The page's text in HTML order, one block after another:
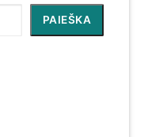
PAIEŠKA